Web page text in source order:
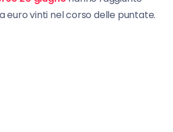
euro vinti nel corso delle puntate.